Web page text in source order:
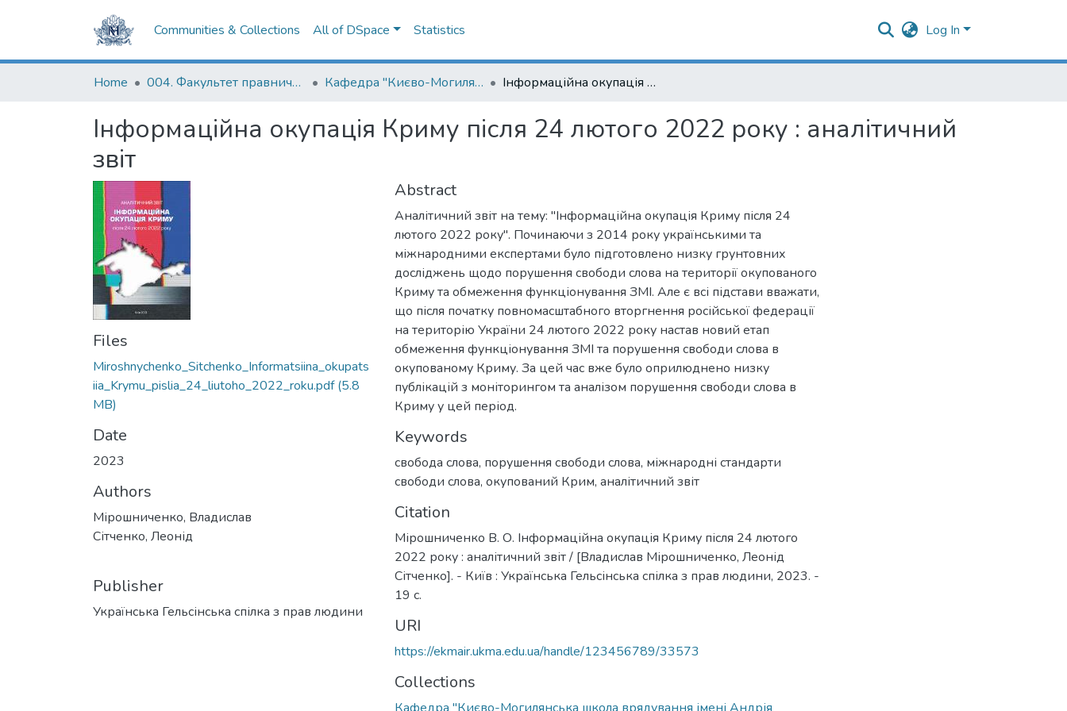
Communities & Collections All of DSpace Statistics Log In
Home 004. Факультет правничих наук Кафедра "Києво-Могилянська школа врядування імені Андрія Мелешевича" Інформаційна окупація Криму після 24 лютого 2022 року : аналітичний звіт
Інформаційна окупація Криму після 24 лютого 2022 року : аналітичний
звіт
Files
Miroshnychenko_Sitchenko_Informatsiina_okupats
iia_Krymu_pislia_24_liutoho_2022_roku.pdf(5.8
MB)
Date
2023
Authors
Мірошниченко, Владислав
Сітченко, Леонід
Publisher
Українська Гельсінська спілка з прав людини
Abstract
Аналітичний звіт на тему: "Інформаційна окупація Криму після 24
лютого 2022 року". Починаючи з 2014 року українськими та
міжнародними експертами було підготовлено низку грунтовних
досліджень щодо порушення свободи слова на території окупованого
Криму та обмеження функціонування ЗМІ. Але є всі підстави вважати,
що після початку повномасштабного вторгнення російської федерації
на територію України 24 лютого 2022 року настав новий етап
обмеження функціонування ЗМІ та порушення свободи слова в
окупованому Криму. За цей час вже було оприлюднено низку
публікацій з моніторингом та аналізом порушення свободи слова в
Криму у цей період.
Keywords
свобода слова, порушення свободи слова, міжнародні стандарти
свободи слова, окупований Крим, аналітичний звіт
Citation
Мірошниченко В. О. Інформаційна окупація Криму після 24 лютого
2022 року : аналітичний звіт / [Владислав Мірошниченко, Леонід
Сітченко]. - Київ : Українська Гельсінська спілка з прав людини, 2023. -
19 с.
URI
https://ekmair.ukma.edu.ua/handle/123456789/33573
Collections